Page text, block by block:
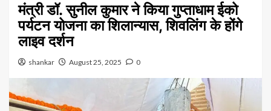
मंत्री डॉ. सुनील कुमार ने किया गुप्ताधाम ईको
पर्यटन योजना का शिलान्यास, शिवलिंग के होंगे
लाइव दर्शन
shankar August 25, 2025 0